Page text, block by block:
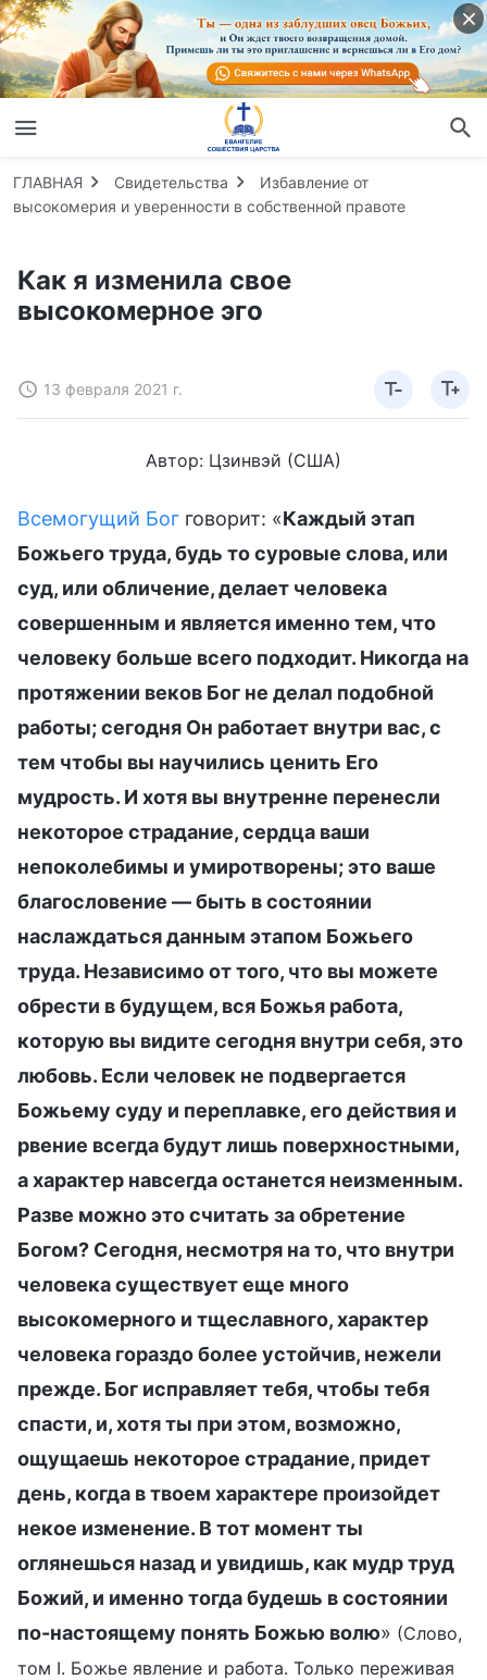
ГЛАВНАЯ Свидетельства
Избавление от
высокомерия и уверенности в собственной правоте
Как я изменила свое
высокомерное эго
13 февраля 2021 г.
Автор: Цзинвэй (США)
Всемогущий Бог говорит: «Каждый этап
Божьего труда, будь то суровые слова, или
суд, или обличение, делает человека
совершенным и является именно тем, что
человеку больше всего подходит. Никогда на
протяжении веков Бог не делал подобной
работы; сегодня Он работает внутри вас, с
тем чтобы вы научились ценить Его
мудрость. И хотя вы внутренне перенесли
некоторое страдание, сердца ваши
непоколебимы и умиротворены; это ваше
благословение — быть в состоянии
наслаждаться данным этапом Божьего
труда. Независимо от того, что вы можете
обрести в будущем, вся Божья работа,
которую вы видите сегодня внутри себя, это
любовь. Если человек не подвергается
Божьему суду и переплавке, его действия и
рвение всегда будут лишь поверхностными,
а характер навсегда останется неизменным.
Разве можно это считать за обретение
Богом? Сегодня, несмотря на то, что внутри
человека существует еще много
высокомерного и тщеславного, характер
человека гораздо более устойчив, нежели
прежде. Бог исправляет тебя, чтобы тебя
спасти, и, хотя ты при этом, возможно,
ощущаешь некоторое страдание, придет
день, когда в твоем характере произойдет
некое изменение. В тот момент ты
оглянешься назад и увидишь, как мудр труд
Божий, и именно тогда будешь в состоянии
по-настоящему понять Божью волю» (Слово,
том I. Божье явление и работа. Только переживая